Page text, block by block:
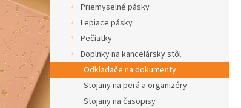
Priemyselné pásky
Lepiace pásky
Pečiatky
Doplnky na kancelársky stôl
Odkladače na dokumenty
Stojany na perá a organizéry
Stojany na časopisy